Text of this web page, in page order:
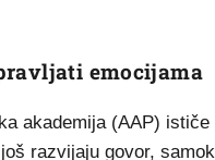
emocijama
akademija (AAP)
razvijaju govor,